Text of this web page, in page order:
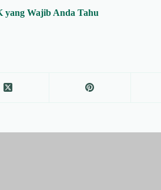
yang Wajib Anda Tahu